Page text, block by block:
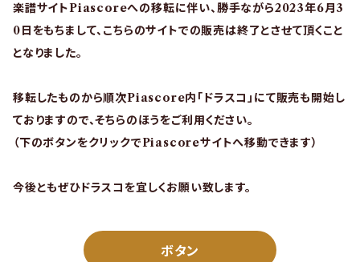
楽譜サイトPiascoreへの移転に伴い、勝手ながら2023年6月3
0日をもちまして、こちらのサイトでの販売は終了とさせて頂くこと
となりました。
移転したものから順次Piascore内「ドラスコ」にて販売も開始し
ておりますので、そちらのほうをご利用ください。
（下のボタンをクリックでPiascoreサイトへ移動できます）
今後ともぜひドラスコを宜しくお願い致します。
ボタン